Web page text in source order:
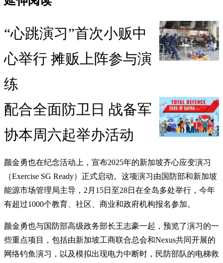
“心跳演习”首次小贩中
心举行 摊贩上阵参与演
练
配合全面防卫日 战备军
协本周六起举办活动
颜金勇也在纪念活动上，宣布2025年的新加坡齐心应变演习
（Exercise SG Ready）正式启动。这项演习由国防部和新加坡
能源市场管理局主导，2月15日至28日在全岛多处举行，今年
有超过1000个教育、社区、商业和政府机构报名参加。
颜金勇也与国防部高级政务部长王志豪一起，预览了演习的一
些重点项目，包括由新加坡工商联合总会和Nexus共同开展的
网络钓鱼演习，以及模拟出现电力中断时，民防部队的电梯救